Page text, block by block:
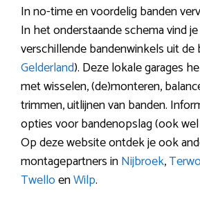
In no-time en voordelig banden
In het onderstaande schema vind
verschillende bandenwinkels uit
Gelderland). Deze lokale garages
met wisselen, (de)monteren,
trimmen, uitlijnen van banden.
opties voor bandenopslag (ook
Op deze website ontdek je ook
montagepartners inNijbroek,
TwelloenWilp.